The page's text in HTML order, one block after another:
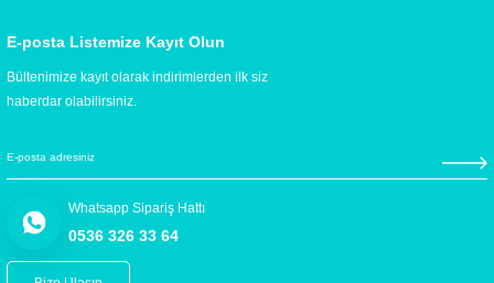
E-posta Listemize Kayıt Olun
Bültenimize kayıt olarak indirimlerden ilk siz
haberdar olabilirsiniz.
Whatsapp Sipariş Hattı
0536 326 33 64